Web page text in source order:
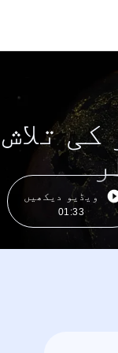
کی تلاش
ویڈیو دیکھیں
01:33